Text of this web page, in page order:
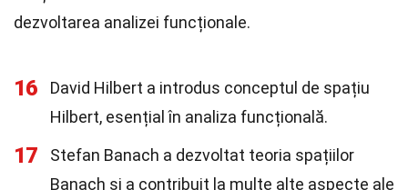
dezvoltarea analizei funcționale.
16
David Hilbert a introdus conceptul de spațiu
Hilbert, esențial în analiza funcțională.
17
Stefan Banach a dezvoltat teoria spațiilor
Banach și a contribuit la multe alte aspecte ale